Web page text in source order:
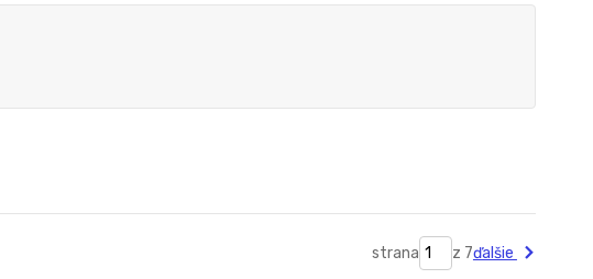
strana z 7ďalšie